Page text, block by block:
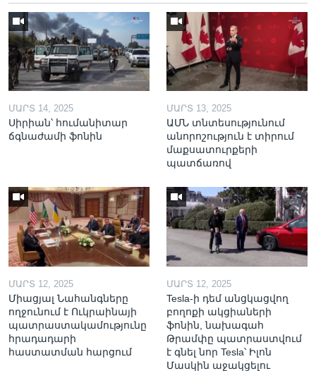
ՄԱՐՏ 14, 2025
Սիրիան՝ հումանիտար
ճգնաժամի ֆոնին
ՄԱՐՏ 13, 2025
ԱՄՆ տնտեսությունում
անորոշություն է տիրում
մաքսատուրքերի
պատճառով
ՄԱՐՏ 12, 2025
Միացյալ Նահանգները
ողջունում է Ուկրաինայի
պատրաստակամությունը
հրադադարի
հաստատման հարցում
ՄԱՐՏ 12, 2025
Tesla-ի դեմ անցկացվող
բողոքի ակցիաների
ֆոնին, նախագահ
Թրամփը պատրաստվում
է գնել նոր Tesla՝ Իլոն
Մասկին աջակցելու